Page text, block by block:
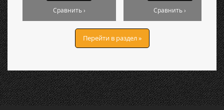
Сравнить › Сравнить ›
Перейти в раздел »